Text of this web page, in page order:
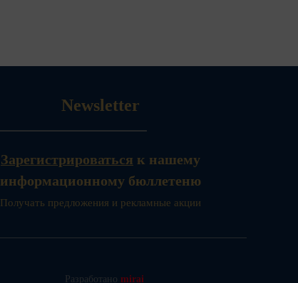
Newsletter
Зарегистрироваться к нашему
информационному бюллетеню
Получать предложения и рекламные акции
Разработано mirai